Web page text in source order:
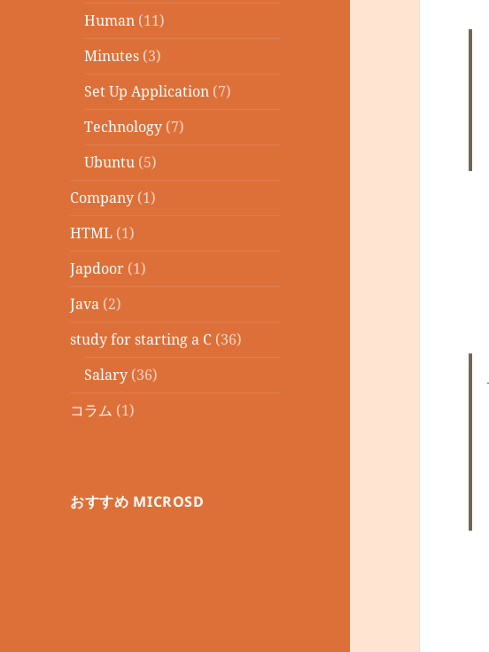
Human (11)
Minutes (3)
Set Up Application (7)
Technology (7)
Ubuntu (5)
Company (1)
HTML (1)
Japdoor (1)
Java (2)
study for starting a C (36)
Salary (36)
コラム (1)
おすすめ MICROSD